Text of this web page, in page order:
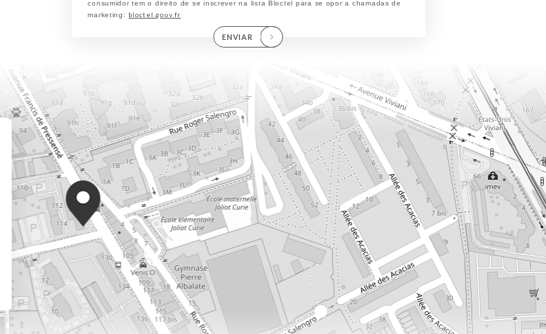
consumidor tem o direito de se inscrever na lista Bloctel para se opor a chamadas de
marketing: bloctel.gouv.fr
ENVIAR